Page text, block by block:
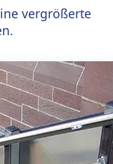
vergrößerte